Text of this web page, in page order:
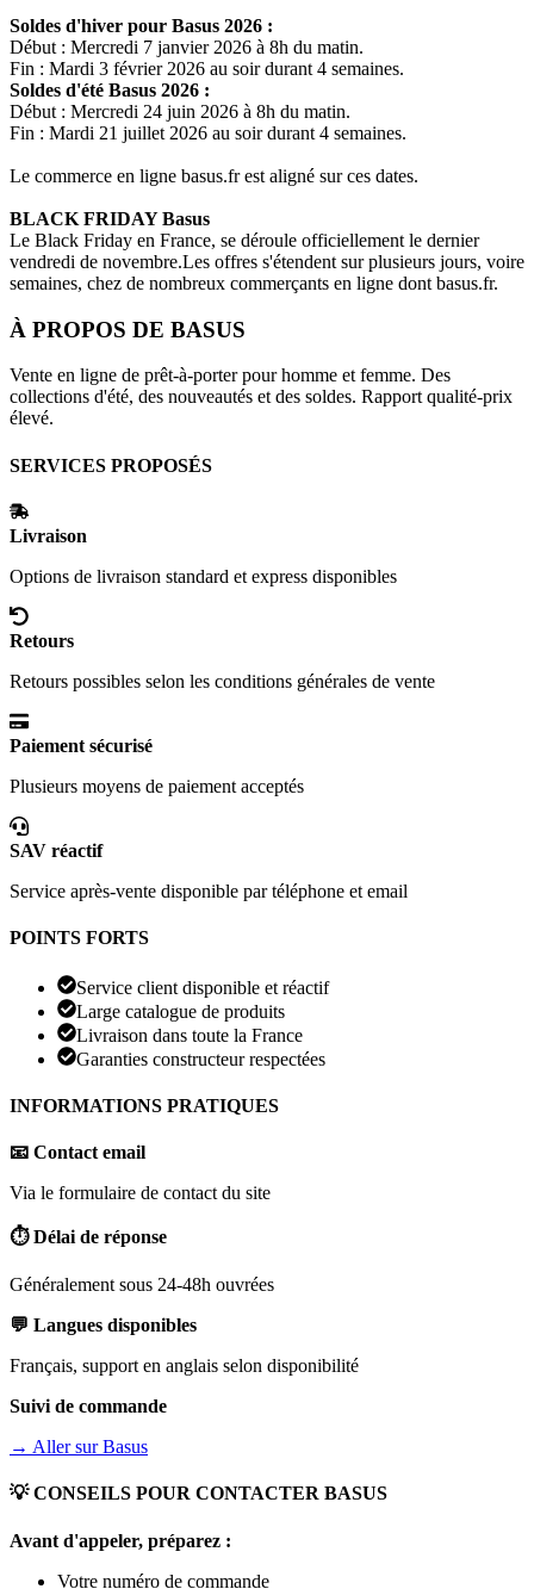
Soldes d'hiver pour Basus 2026 :
Début : Mercredi 7 janvier 2026 à 8h du matin.
Fin : Mardi 3 février 2026 au soir durant 4 semaines.
Soldes d'été Basus 2026 :
Début : Mercredi 24 juin 2026 à 8h du matin.
Fin : Mardi 21 juillet 2026 au soir durant 4 semaines.
Le commerce en ligne basus.frest aligné sur ces dates.
BLACK FRIDAYBasus
Le Black Friday en France, se déroule officiellement le dernier
vendredi de novembre.Les offres s'étendent sur plusieurs jours, voire
semaines, chez de nombreux commerçants en ligne dont basus.fr.
À PROPOS DE BASUS
Vente en ligne de prêt-à-porter pour homme et femme. Des
collections d'été, des nouveautés et des soldes. Rapport qualité-prix
élevé.
SERVICES PROPOSÉS
Livraison
Options de livraison standard et express disponibles
Retours
Retours possibles selon les conditions générales de vente
Paiement sécurisé
Plusieurs moyens de paiement acceptés
SAV réactif
Service après-vente disponible par téléphone et email
POINTS FORTS
Service client disponible et réactif
Large catalogue de produits
Livraison dans toute la France
Garanties constructeur respectées
INFORMATIONS PRATIQUES
📧 Contact email
Via le formulaire de contact du site
⏱️ Délai de réponse
Généralement sous 24-48h ouvrées
💬 Langues disponibles
Français, support en anglais selon disponibilité
Suivi de commande
→ Aller surBasus
💡 CONSEILS POUR CONTACTER BASUS
Avant d'appeler, préparez :
Votre numéro de commande